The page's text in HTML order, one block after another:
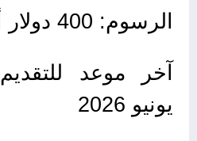
الرسوم: 400 دولار أمريكي
يونيو 2026